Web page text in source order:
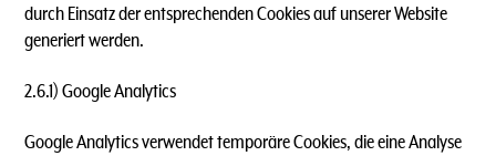
durch Einsatz der entsprechenden Cookies auf unserer Website
generiert werden.
2.6.1) Google Analytics
Google Analytics verwendet temporäre Cookies, die eine Analyse